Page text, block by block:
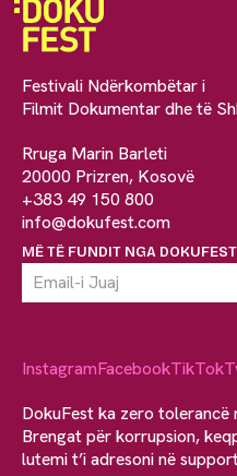
Festivali Ndërkombëtar i
Filmit Dokumentar dhe të
Rruga Marin Barleti
20000 Prizren, Kosovë
+383 49 150 800
info@dokufest.com
MË TË FUNDIT NGA DOKUFEST
InstagramFacebookTikTok
DokuFest ka zero
Brengat për korrupsion,
lutemi t’i adresoni në